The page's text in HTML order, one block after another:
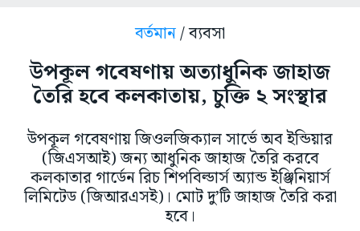
বর্তমান/ ব্যবসা
উপকূল গবেষণায় অত্যাধুনিক জাহাজ
তৈরি হবে কলকাতায়, চুক্তি ২ সংস্থার
উপকূল গবেষণায় জিওলজিক্যাল সার্ভে অব ইন্ডিয়ার
(জিএসআই) জন্য আধুনিক জাহাজ তৈরি করবে
কলকাতার গার্ডেন রিচ শিপবিল্ডার্স অ্যান্ড ইঞ্জিনিয়ার্স
লিমিটেড (জিআরএসই)। মোট দু’টি জাহাজ তৈরি করা
হবে।